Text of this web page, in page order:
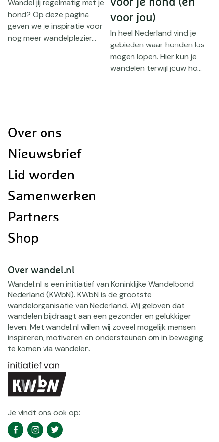
Wandel jij regelmatig met je
hond? Op deze pagina
geven we je inspiratie voor
nog meer wandelplezier...
voor jou)
In heel Nederland vind je
gebieden waar honden los
mogen lopen. Hier kun je
wandelen terwijl jouw ho...
Doormat
Over ons
Nieuwsbrief
Lid worden
Samenwerken
Partners
Shop
Over wandel.nl
Wandel.nl is een initiatief van Koninklijke Wandelbond
Nederland (KWbN). KWbN is de grootste
wandelorganisatie van Nederland. Wij geloven dat
wandelen bijdraagt aan een gezonder en gelukkiger
leven. Met wandel.nl willen wij zoveel mogelijk mensen
inspireren, motiveren en ondersteunen om in beweging
te komen via wandelen.
Je vindt ons ook op:
Social
media
FacebookInstagramTwitter